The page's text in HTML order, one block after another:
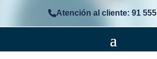
Atención al cliente: 91